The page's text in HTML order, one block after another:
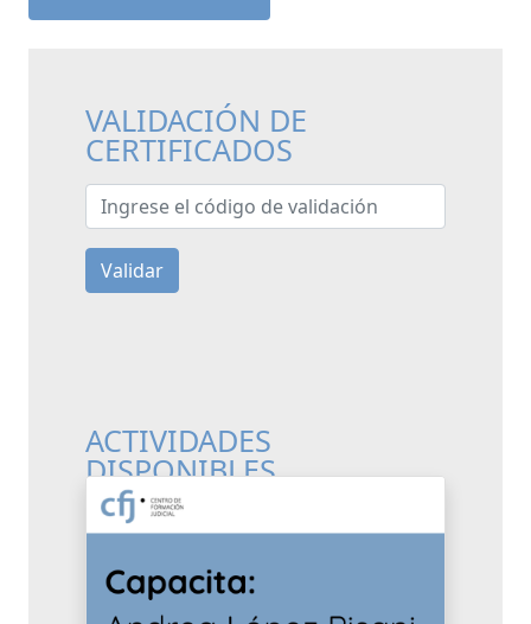
VALIDACIÓN DE
CERTIFICADOS
Ingrese el código de validación
Validar
ACTIVIDADES
DISPONIBLES